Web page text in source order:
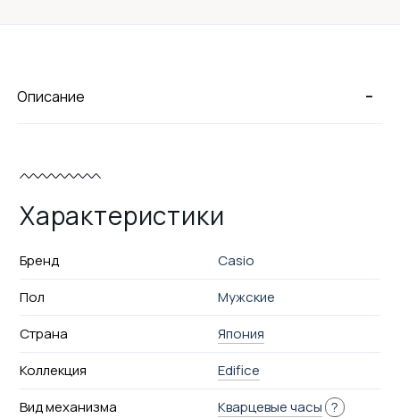
-
Описание
Характеристики
Бренд
Casio
Пол
Мужские
Страна
Япония
Коллекция
Edifice
Вид механизма
Кварцевые часы ?